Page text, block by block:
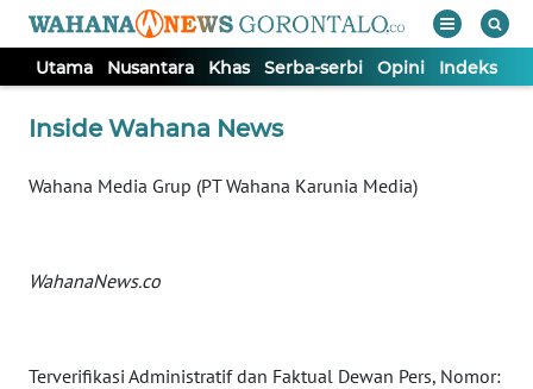
Utama Nusantara Khas Serba-serbi Opini Indeks
Inside Wahana News
Wahana Media Grup (PT Wahana Karunia Media)
WahanaNews.co
Terverifikasi Administratif dan Faktual Dewan Pers, Nomor:
TV
Tutup
NUSANTARA